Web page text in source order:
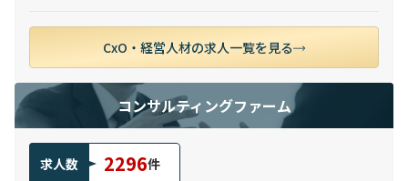
CxO・経営人材の求人一覧を見る
コンサルティングファーム
求人数 2296件